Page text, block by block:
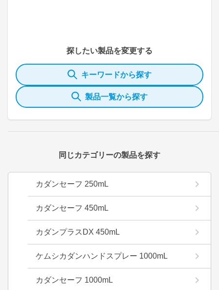
探したい製品を変更する
キーワードから探す
製品一覧から探す
同じカテゴリーの製品を探す
カダンセーフ 250mL
カダンセーフ 450mL
カダンプラスDX 450mL
ケムシカダンハンドスプレー 1000mL
カダンセーフ 1000mL